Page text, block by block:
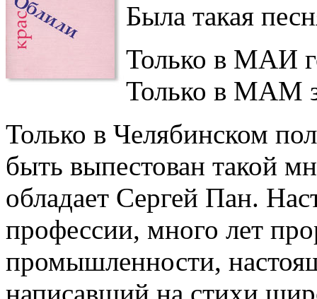
Была такая
Только в МАИ
Только в МАМ
Только в Челябинском
быть выпестован такой
обладает Сергей Пан.
профессии, много лет
промышленности,